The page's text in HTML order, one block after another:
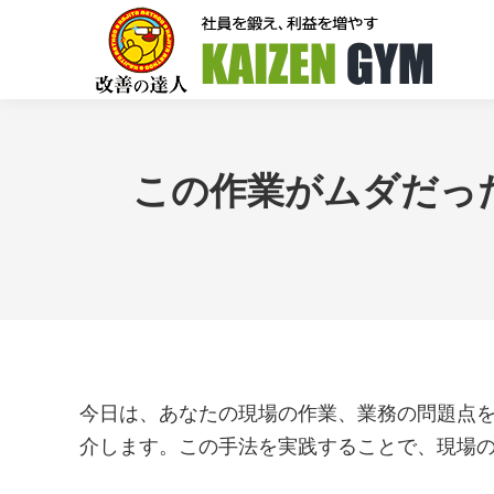
この作業がムダだ
今日は、あなたの現場の作業、業務の問題点
介します。この手法を実践することで、現場